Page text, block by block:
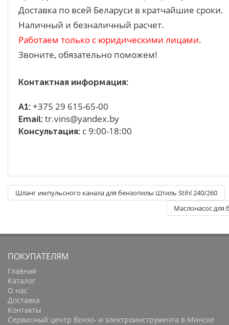
Доставка по всей Беларуси в кратчайшие сроки.
Наличный и безналичный расчет.
Работаем только с юридическими лицами.
Звоните, обязательно поможем!
Контактная информация:
A1: +375 29 615-65-00
Email: tr.vins@yandex.by
Консультация: с 9:00-18:00
Шланг импульсного канала для бензопилы Штиль Stihl 240/260
Маслонасос для
ПОКУПАТЕЛЯМ
Главная
Каталог
О нас
Доставка
Контакты
Сервисный центр бензо- и электроинструмента в Минске